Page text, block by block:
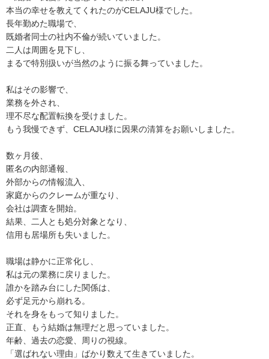
本当の幸せを教えてくれたのがCELAJU様でした。
長年勤めた職場で、
既婚者同士の社内不倫が続いていました。
二人は周囲を見下し、
まるで特別扱いが当然のように振る舞っていました。
私はその影響で、
業務を外され、
理不尽な配置転換を受けました。
もう我慢できず、CELAJU様に因果の清算をお願いしました。
数ヶ月後、
匿名の内部通報、
外部からの情報流入、
家庭からのクレームが重なり、
会社は調査を開始。
結果、二人とも処分対象となり、
信用も居場所も失いました。
職場は静かに正常化し、
私は元の業務に戻りました。
誰かを踏み台にした関係は、
必ず足元から崩れる。
それを身をもって知りました。
正直、もう結婚は無理だと思っていました。
年齢、過去の恋愛、周りの視線。
「選ばれない理由」ばかり数えて生きていました。